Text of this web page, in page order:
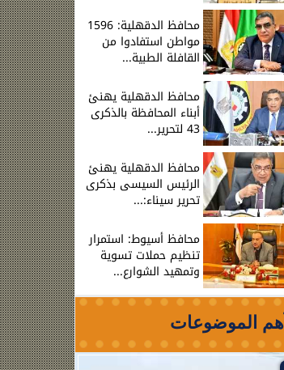
محافظ الدقهلية: 1596
مواطن استفادوا من
القافلة الطبية...
محافظ الدقهلية يهنئ
أبناء المحافظة بالذكرى
43 لتحرير...
محافظ الدقهلية يهنئ
الرئيس السيسى بذكرى
تحرير سيناء:...
محافظ أسيوط: استمرار
تنظيم حملات تسوية
وتمهيد الشوارع...
آهم الموضوعات